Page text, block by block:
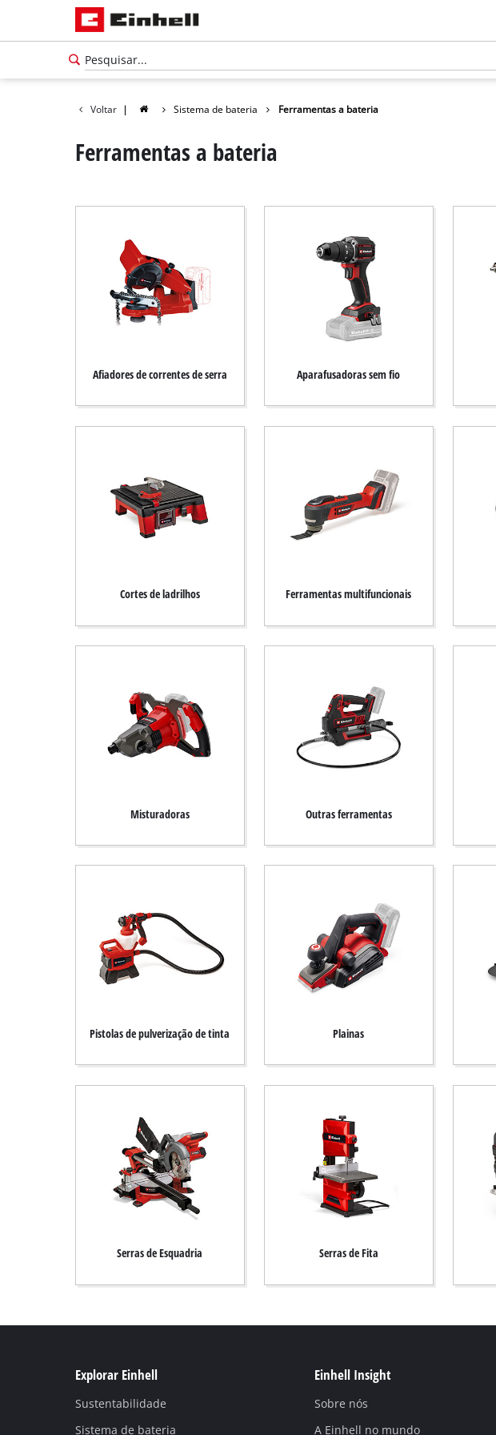
Voltar | Sistema de bateria Ferramentas a bateria
Ferramentas a bateria
Afiadores de correntes de serra Aparafusadoras sem fio
Cortes de ladrilhos Ferramentas multifuncionais
Misturadoras Outras ferramentas
Pistolas de pulverização de tinta Plainas
Serras de Esquadria Serras de Fita
Explorar Einhell
Sustentabilidade
Sistema de bateria
Einhell Insight
Sobre nós
A Einhell no mundo